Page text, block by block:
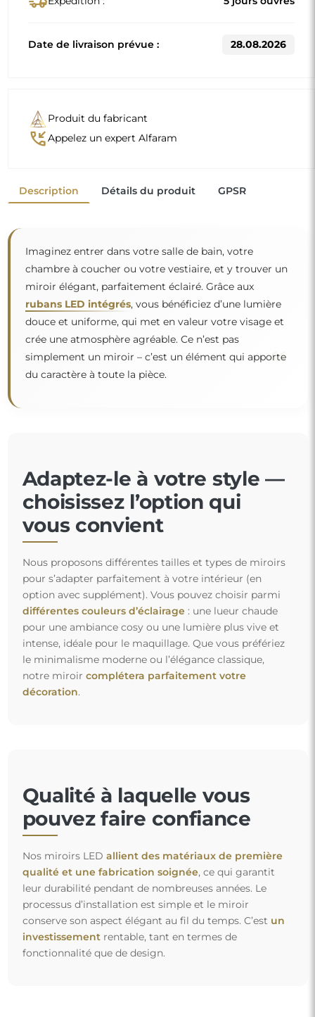
Date de livraison prévue : 28.08.2026
Produit du fabricant
phone_callbackAppelez un expert Alfaram
Description Détails du produit GPSR
Imaginez entrer dans votre salle de bain, votre
chambre à coucher ou votre vestiaire, et y trouver un
miroir élégant, parfaitement éclairé. Grâce aux
rubans LED intégrés, vous bénéficiez d’une lumière
douce et uniforme, qui met en valeur votre visage et
crée une atmosphère agréable. Ce n’est pas
simplement un miroir – c’est un élément qui apporte
du caractère à toute la pièce.
“
Adaptez-le à votre style —
choisissez l’option qui
vous convient
Nous proposons différentes tailles et types de miroirs
pour s’adapter parfaitement à votre intérieur (en
option avec supplément). Vous pouvez choisir parmi
différentes couleurs d’éclairage: une lueur chaude
pour une ambiance cosy ou une lumière plus vive et
intense, idéale pour le maquillage. Que vous préfériez
le minimalisme moderne ou l’élégance classique,
notre miroir complétera parfaitement votre
décoration.
Qualité à laquelle vous
pouvez faire confiance
Nos miroirs LED allient des matériaux de première
qualité et une fabrication soignée, ce qui garantit
leur durabilité pendant de nombreuses années. Le
processus d’installation est simple et le miroir
conserve son aspect élégant au fil du temps. C’est un
investissementrentable, tant en termes de
fonctionnalité que de design.